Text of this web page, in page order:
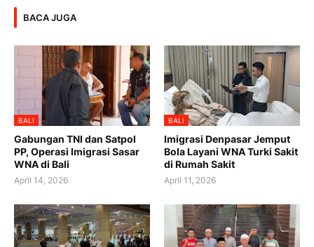
BACA JUGA
BALI
Gabungan TNI dan Satpol
PP, Operasi Imigrasi Sasar
WNA di Bali
April 14, 2026
BALI
Imigrasi Denpasar Jemput
Bola Layani WNA Turki Sakit
di Rumah Sakit
April 11, 2026